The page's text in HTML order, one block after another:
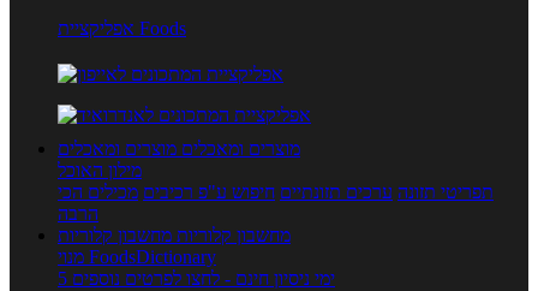
אפליקציית Foods
מוצרים ומאכלים מוצרים ומאכלים
מילון האוכל
תפריטי תזונה ערכים תזונתיים חיפוש ע"פ רכיבים מכילים הכי
הרבה
מחשבון קלוריות מחשבון קלוריות
מנוי FoodsDictionary
5 ימי ניסיון חינם - לחצו לפרטים נוספים